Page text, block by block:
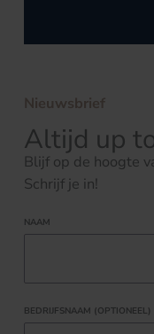
Nieuwsbrief
Altijd up
Blijf op de hoogte
Schrijf je in!
NAAM
BEDRIJFSNAAM (OPTIONEEL)